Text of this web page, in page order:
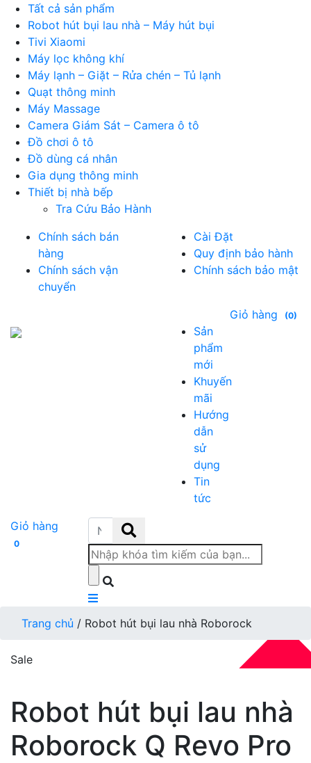
Tất cả sản phẩm
Robot hút bụi lau nhà – Máy hút bụi
Tivi Xiaomi
Máy lọc không khí
Máy lạnh – Giặt – Rửa chén – Tủ lạnh
Quạt thông minh
Máy Massage
Camera Giám Sát – Camera ô tô
Đồ chơi ô tô
Đồ dùng cá nhân
Gia dụng thông minh
Thiết bị nhà bếp
Tra Cứu Bảo Hành
Chính sách bán
hàng
Chính sách vận
chuyển
Cài Đặt
Quy định bảo hành
Chính sách bảo mật
Giỏ hàng (0)
Sản
phẩm
mới
Khuyến
mãi
Hướng
dẫn
sử
dụng
Tin
tức
Giỏ hàng
0
Trang chủ / Robot hút bụi lau nhà Roborock
Sale
Robot hút bụi lau nhà
Roborock Q Revo Pro